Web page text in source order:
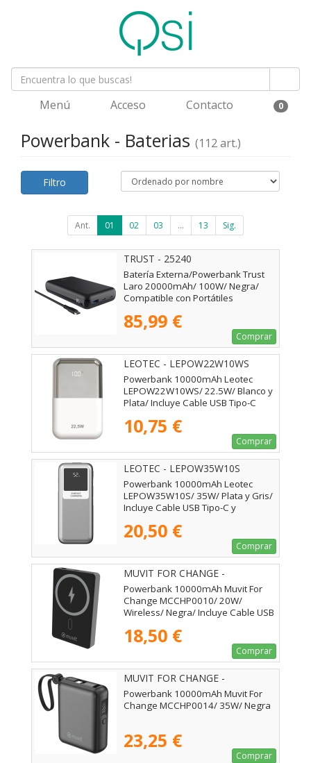
Menú Acceso Contacto 0
Powerbank - Baterias (112 art.)
Filtro
Ant. 01 02 03 ... 13 Sig.
TRUST - 25240
Batería Externa/Powerbank Trust
Laro 20000mAh/ 100W/ Negra/
Compatible con Portátiles
85,99 €
Comprar
LEOTEC - LEPOW22W10WS
Powerbank 10000mAh Leotec
LEPOW22W10WS/ 22.5W/ Blanco y
Plata/ Incluye Cable USB Tipo-C
10,75 €
Comprar
LEOTEC - LEPOW35W10S
Powerbank 10000mAh Leotec
LEPOW35W10S/ 35W/ Plata y Gris/
Incluye Cable USB Tipo-C y
20,50 €
Comprar
MUVIT FOR CHANGE -
MCCHP0010
Powerbank 10000mAh Muvit For
Change MCCHP0010/ 20W/
Wireless/ Negra/ Incluye Cable USB
18,50 €
Comprar
MUVIT FOR CHANGE -
MCCHP0014
Powerbank 10000mAh Muvit For
Change MCCHP0014/ 35W/ Negra
23,25 €
Comprar